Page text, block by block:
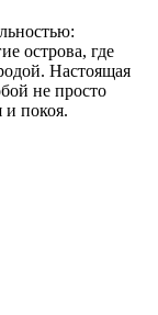
острова, где
Настоящая
не просто
и покоя.